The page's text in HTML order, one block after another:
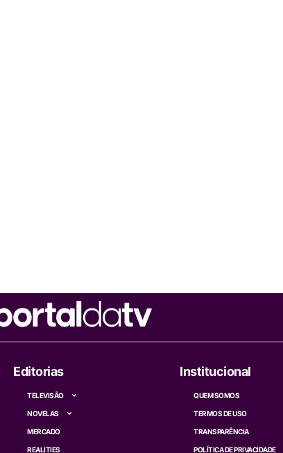
Editorias
TELEVISÃO
NOVELAS
MERCADO
REALITIES
Institucional
QUEM SOMOS
TERMOS DE USO
TRANSPARÊNCIA
POLÍTICA DE PRIVACIDADE